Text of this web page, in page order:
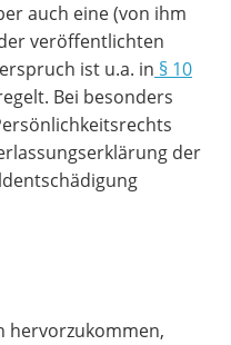
auch eine (von ihm
veröffentlichten
ist u.a. in § 10
Bei besonders
der
hervorzukommen,